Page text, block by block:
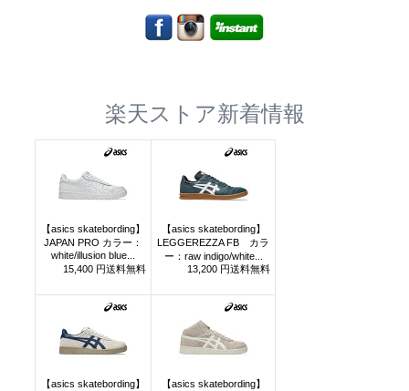
楽天ストア新着情報